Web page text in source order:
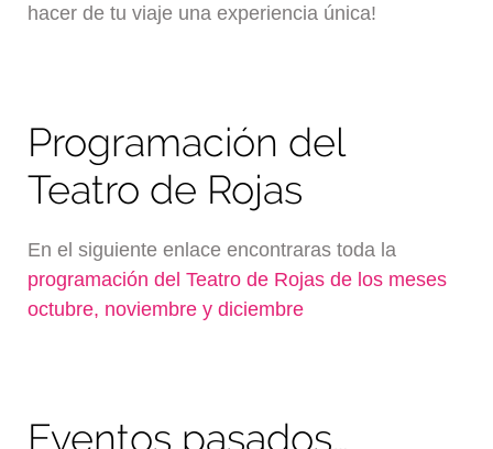
hacer de tu viaje una experiencia única!
Programación del
Teatro de Rojas
En el siguiente enlace encontraras toda la
programación del Teatro de Rojas de los meses
octubre, noviembre y diciembre
Eventos pasados…